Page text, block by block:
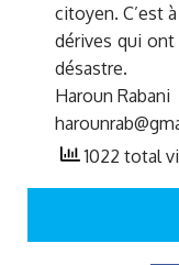
citoyen. C’est
dérives qui
désastre.
Haroun Rabani
1022 total